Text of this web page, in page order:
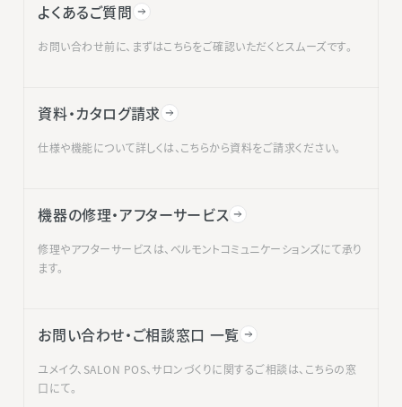
よくあるご質問
お問い合わせ前に、まずはこちらをご確認いただくとスムーズです。
資料・カタログ請求
仕様や機能について詳しくは、こちらから資料をご請求ください。
機器の修理・アフターサービス
修理やアフターサービスは、ベルモントコミュニケーションズにて承り
ます。
お問い合わせ・ご相談窓口 一覧
ユメイク、SALON POS、サロンづくりに関するご相談は、こちらの窓
口にて。